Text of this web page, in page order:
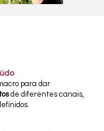
para dar
de diferentes canais,